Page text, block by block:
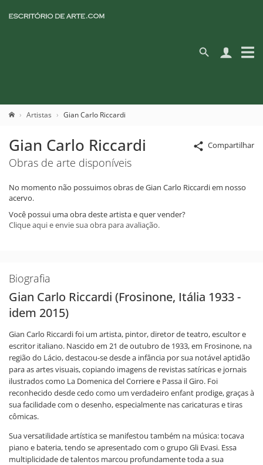
Artistas Gian Carlo Riccardi
Compartilhar
Gian Carlo Riccardi
Obras de arte disponíveis
No momento não possuimos obras de Gian Carlo Riccardi em nosso
acervo.
Você possui uma obra deste artista e quer vender?
Clique aqui e envie sua obra para avaliação.
Biografia
Gian Carlo Riccardi (Frosinone, Itália 1933 -
idem 2015)
Gian Carlo Riccardi foi um artista, pintor, diretor de teatro, escultor e
escritor italiano. Nascido em 21 de outubro de 1933, em Frosinone, na
região do Lácio, destacou-se desde a infância por sua notável aptidão
para as artes visuais, copiando imagens de revistas satíricas e jornais
ilustrados como La Domenica del Corriere e Passa il Giro. Foi
reconhecido desde cedo como um verdadeiro enfant prodige, graças à
sua facilidade com o desenho, especialmente nas caricaturas e tiras
cômicas.
Sua versatilidade artística se manifestou também na música: tocava
piano e bateria, tendo se apresentado com o grupo Gli Evasi. Essa
multiplicidade de talentos marcou profundamente toda a sua